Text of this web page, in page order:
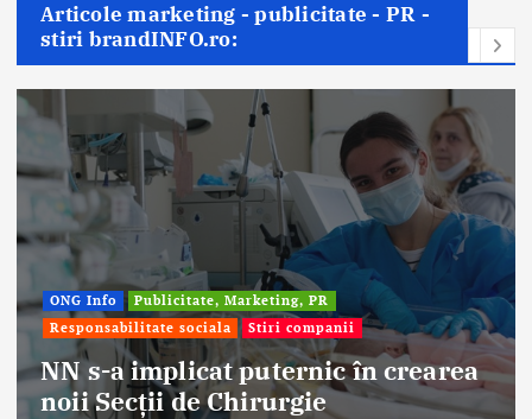
Articole marketing - publicitate - PR -
stiri brandINFO.ro:
ONG Info
Publicitate, Marketing, PR
Responsabilitate sociala
Stiri companii
NN s-a implicat puternic în crearea
noii Secții de Chirurgie